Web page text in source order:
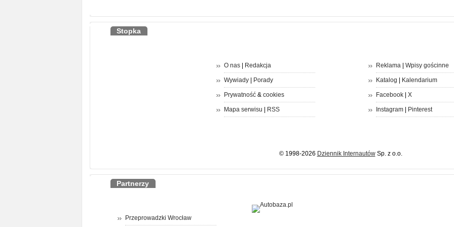
Stopka
O nas| Redakcja
Wywiady| Porady
Prywatność& cookies
Mapa serwisu RSS
Reklama| Wpisy gościnne
Katalog Kalendarium
Facebook| X
Instagram| Pinterest
© 1998-2026 Dziennik InternautówSp. z o.o.
Partnerzy
Przeprowadzki Wrocław